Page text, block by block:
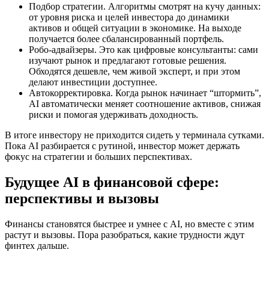
Подбор стратегии. Алгоритмы смотрят на кучу данных:
от уровня риска и целей инвестора до динамики
активов и общей ситуации в экономике. На выходе
получается более сбалансированный портфель.
Робо-адвайзеры. Это как цифровые консультанты: сами
изучают рынок и предлагают готовые решения.
Обходятся дешевле, чем живой эксперт, и при этом
делают инвестиции доступнее.
Автокорректировка. Когда рынок начинает “штормить”,
AI автоматически меняет соотношение активов, снижая
риски и помогая удерживать доходность.
В итоге инвестору не приходится сидеть у терминала сутками.
Пока AI разбирается с рутиной, инвестор может держать
фокус на стратегии и больших перспективах.
Будущее AI в финансовой сфере:
перспективы и вызовы
Финансы становятся быстрее и умнее с AI, но вместе с этим
растут и вызовы. Пора разобраться, какие трудности ждут
финтех дальше.